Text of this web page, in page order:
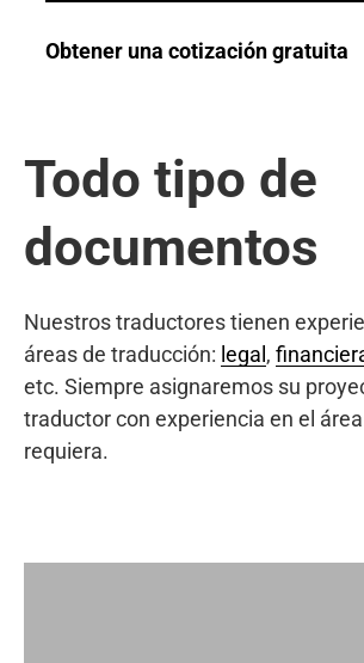
Obtener una cotización gratuita
Todo tipo de
documentos
Nuestros traductores tienen
áreas de traducción: legal ,
etc. Siempre asignaremos su
traductor con experiencia en el
requiera.